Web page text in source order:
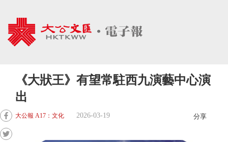
《大狀王》有望常駐西九演藝中心演
出
大公報 A17：文化 2026-03-19 分享